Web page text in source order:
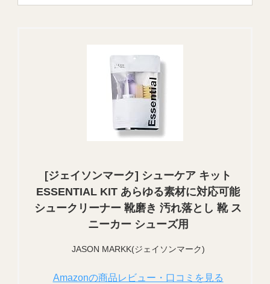
[ジェイソンマーク] シューケア キット
ESSENTIAL KIT あらゆる素材に対応可能
シュークリーナー 靴磨き 汚れ落とし 靴 ス
ニーカー シューズ用
JASON MARKK(ジェイソンマーク)
Amazonの商品レビュー・口コミを見る